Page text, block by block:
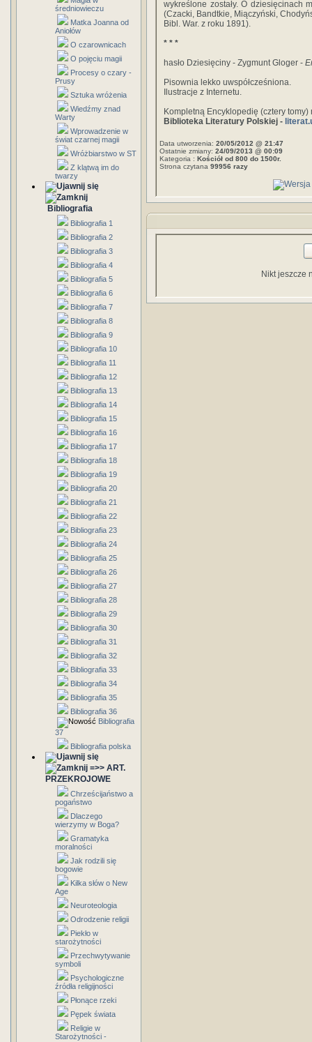
średniowieczu
Matka Joanna od
Aniołów
O czarownicach
O pojęciu magii
Procesy o czary -
Prusy
Sztuka wróżenia
Wiedźmy znad
Warty
Wprowadzenie w
świat czarnej magii
Wróżbiarstwo w ST
Z klątwą im do
twarzy
Bibliografia
Bibliografia 1
Bibliografia 2
Bibliografia 3
Bibliografia 4
Bibliografia 5
Bibliografia 6
Bibliografia 7
Bibliografia 8
Bibliografia 9
Bibliografia 10
Bibliografia 11
Bibliografia 12
Bibliografia 13
Bibliografia 14
Bibliografia 15
Bibliografia 16
Bibliografia 17
Bibliografia 18
Bibliografia 19
Bibliografia 20
Bibliografia 21
Bibliografia 22
Bibliografia 23
Bibliografia 24
Bibliografia 25
Bibliografia 26
Bibliografia 27
Bibliografia 28
Bibliografia 29
Bibliografia 30
Bibliografia 31
Bibliografia 32
Bibliografia 33
Bibliografia 34
Bibliografia 35
Bibliografia 36
Bibliografia
37
Bibliografia polska
=>> ART.
PRZEKROJOWE
Chrześcijaństwo a
pogaństwo
Dlaczego
wierzymy w Boga?
Gramatyka
moralności
Jak rodzili się
bogowie
Kilka słów o New
Age
Neuroteologia
Odrodzenie religii
Piekło w
starożytności
Przechwytywanie
symboli
Psychologiczne
źródła religijności
Płonące rzeki
Pępek świata
Religie w
Starożytności -
wykreślone zostały. O dziesięcinach
(Czacki, Bandtkie, Miączyński,
Bibl. War. z roku 1891).
* * *
hasło Dziesięciny - Zygmunt Gloger -
Pisownia lekko uwspółcześniona.
Ilustracje z Internetu.
Kompletną Encyklopedię (cztery
Biblioteka Literatury Polskiej -
Data utworzenia: 20/05/2012 @ 21:47
Ostatnie zmiany: 24/09/2013 @ 00:09
Kategoria : Kościół od 800 do 1500r.
Strona czytana 99956 razy
Nikt jeszcze